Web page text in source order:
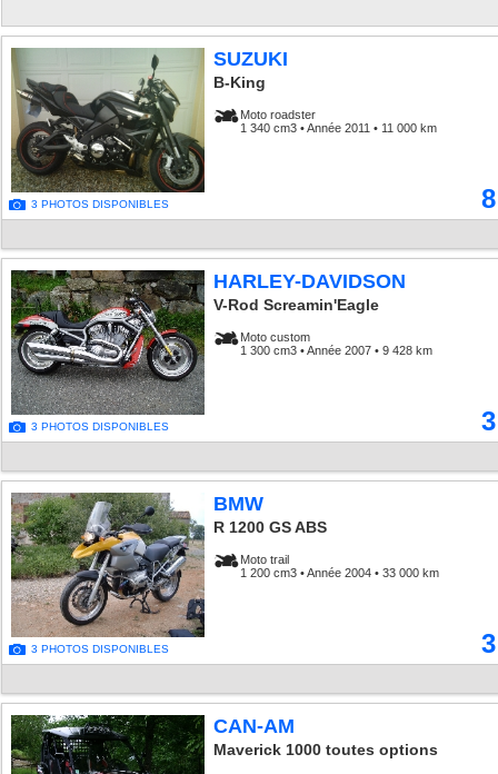
3 PHOTOS DISPONIBLES
SUZUKI
B-King
Moto roadster
1 340 cm3 • Année 2011 • 11 000 km
3 PHOTOS DISPONIBLES
HARLEY-DAVIDSON
V-Rod Screamin'Eagle
Moto custom
1 300 cm3 • Année 2007 • 9 428 km
3 PHOTOS DISPONIBLES
BMW
R 1200 GS ABS
Moto trail
1 200 cm3 • Année 2004 • 33 000 km
CAN-AM
Maverick 1000 toutes options